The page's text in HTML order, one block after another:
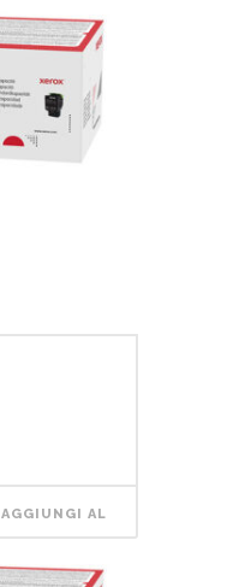
CARRELLO
AGGIUNGI AL
CARRELLO